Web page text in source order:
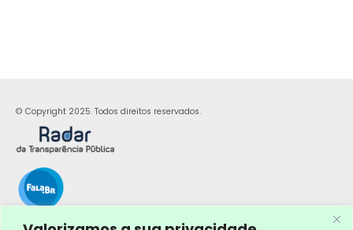
© Copyright 2025. Todos direitos reservados.